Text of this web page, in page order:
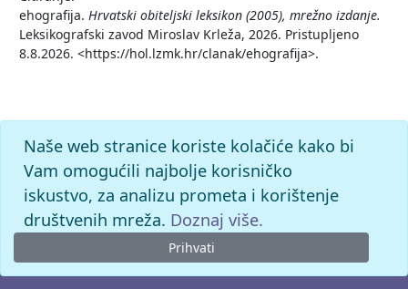
ehografija. Hrvatski obiteljski leksikon (2005), mrežno izdanje.
Leksikografski zavod Miroslav Krleža, 2026. Pristupljeno
8.8.2026. <https://hol.lzmk.hr/clanak/ehografija>.
Naše web stranice koriste kolačiće kako bi
Vam omogućili najbolje korisničko
iskustvo, za analizu prometa i korištenje
društvenih mreža. Doznaj više.
Prihvati
© 2026. -Leksikografski zavodMiroslav Krleža